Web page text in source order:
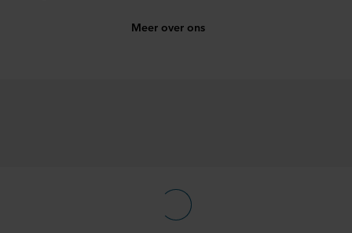
Meer over ons